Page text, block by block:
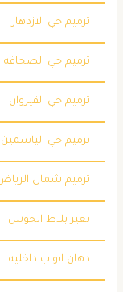
ترميم حي الازدهار
ترميم حي الصحافه
ترميم حي القيروان
ترميم حي الياسمين
ترميم شمال
تغير بلاط الحوش
دهان ابواب داخليه